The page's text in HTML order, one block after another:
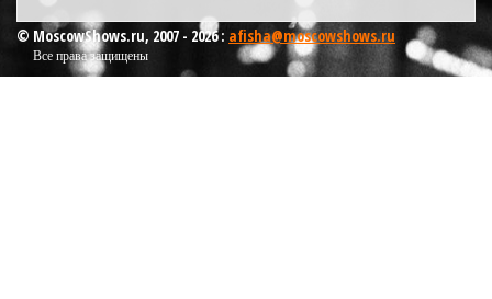
© MoscowShows.ru, 2007 - 2026 : afisha@moscowshows.ru
Все права защищены